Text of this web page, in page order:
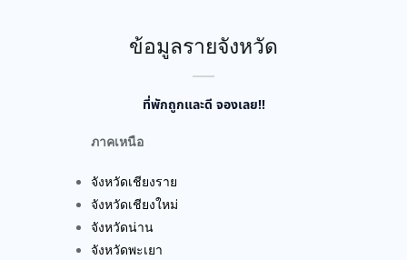
ข้อมูลรายจังหวัด
ที่พักถูกและดี จองเลย!!
ภาคเหนือ
จังหวัดเชียงราย
จังหวัดเชียงใหม่
จังหวัดน่าน
จังหวัดพะเยา